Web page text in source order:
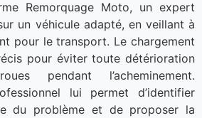
Remorquage Moto, un expert
un véhicule adapté, en veillant à
pour le transport. Le chargement
pour éviter toute détérioration
pendant l’acheminement.
lui permet d’identifier
du problème et de proposer la